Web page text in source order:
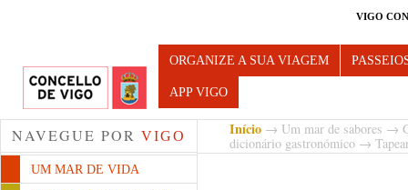
VIGO
Turismo de Vigo
ORGANIZE A SUA VIAGEM
APP VIGO
NAVEGUE POR VIGO
UM MAR DE VIDA
Início → Um mar de sabores →
dicionário gastronómico →